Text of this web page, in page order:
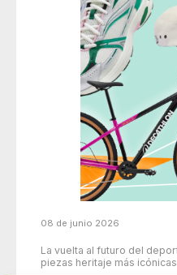
08 de junio 2026
La vuelta al futuro del
piezas heritaje más icónicas